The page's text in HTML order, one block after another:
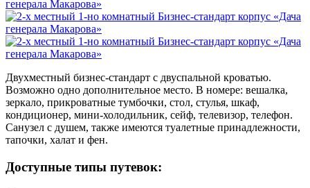
Двухместный бизнес-стандарт с двуспальной кроватью.
Возможно одно дополнительное место. В номере: вешалка,
зеркало, прикроватные тумбочки, стол, стулья, шкаф,
кондиционер, мини-холодильник, сейф, телевизор, телефон.
Санузел с душем, также имеются туалетные принадлежности,
тапочки, халат и фен.
Доступные типы путевок: